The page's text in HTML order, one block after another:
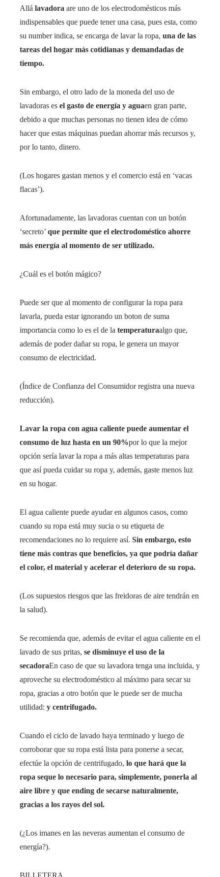
Allá lavadora are uno de los electrodomésticos más
indispensables que puede tener una casa, pues esta, como
su number indica, se encarga de lavar la ropa, una de las
tareas del hogar más cotidianas y demandadas de
tiempo.
Sin embargo, el otro lado de la moneda del uso de
lavadoras es el gasto de energía y aguaen gran parte,
debido a que muchas personas no tienen idea de cómo
hacer que estas máquinas puedan ahorrar más recursos y,
por lo tanto, dinero.
(Los hogares gastan menos y el comercio está en ‘vacas
flacas’).
Afortunadamente, las lavadoras cuentan con un botón
‘secreto’ que permite que el electrodoméstico ahorre
más energía al momento de ser utilizado.
¿Cuál es el botón mágico?
Puede ser que al momento de configurar la ropa para
lavarla, pueda estar ignorando un boton de suma
importancia como lo es el de la temperaturaalgo que,
además de poder dañar su ropa, le genera un mayor
consumo de electricidad.
(Índice de Confianza del Consumidor registra una nueva
reducción).
Lavar la ropa con agua caliente puede aumentar el
consumo de luz hasta en un 90%por lo que la mejor
opción sería lavar la ropa a más altas temperaturas para
que así pueda cuidar su ropa y, además, gaste menos luz
en su hogar.
El agua caliente puede ayudar en algunos casos, como
cuando su ropa está muy sucia o su etiqueta de
recomendaciones no lo requiere así. Sin embargo, esto
tiene más contras que beneficios, ya que podría dañar
el color, el material y acelerar el deterioro de su ropa.
(Los supuestos riesgos que las freidoras de aire tendrán en
la salud).
Se recomienda que, además de evitar el agua caliente en el
lavado de sus pritas, se disminuye el uso de la
secadoraEn caso de que su lavadora tenga una incluida, y
aproveche su electrodoméstico al máximo para secar su
ropa, gracias a otro botón que le puede ser de mucha
utilidad: y centrifugado.
Cuando el ciclo de lavado haya terminado y luego de
corroborar que su ropa está lista para ponerse a secar,
efectúe la opción de centrifugado, lo que hará que la
ropa seque lo necesario para, simplemente, ponerla al
aire libre y que ending de secarse naturalmente,
gracias a los rayos del sol.
(¿Los imanes en las neveras aumentan el consumo de
energía?).
BILLETERA